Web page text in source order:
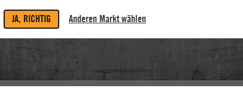
JA, RICHTIG Anderen Markt wählen